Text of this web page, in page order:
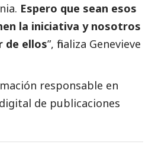
Espero que sean esos
la iniciativa y nosotros
de ellos”, finaliza Genevieve
responsable en
de publicaciones